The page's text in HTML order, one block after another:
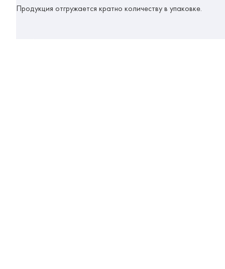
Продукция отгружается кратно количеству в упаковке.